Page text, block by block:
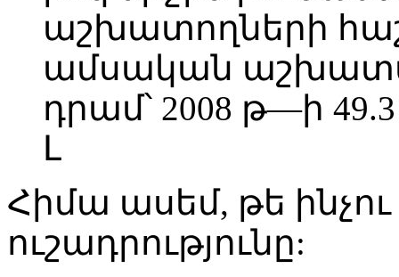
աշխատողների
ամսական
դրամ՝ 2008 թ—ի
Լ
Հիմա ասեմ, թե
ուշադրությունը: